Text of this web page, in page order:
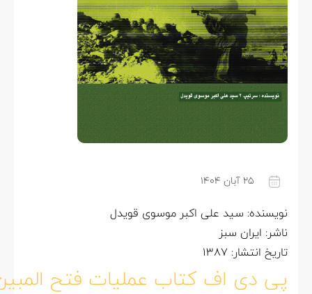
۲۵ آبان ۱۴۰۴
نویسنده: سید علی اکبر موسوی قویدل
ناشر: ایران سبز
تاریخ انتشار: 1387
پی دی اف کتاب عملیات فتح المبین